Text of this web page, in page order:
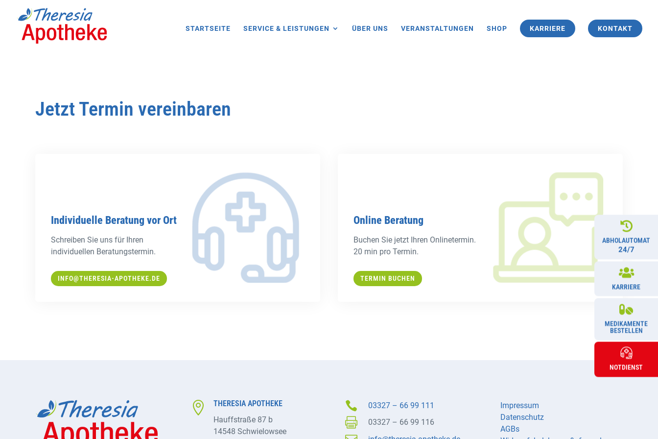
STARTSEITE SERVICE & LEISTUNGEN ÜBER UNS VERANSTALTUNGEN SHOP KARRIERE KONTAKT
Jetzt Termin vereinbaren
Individuelle Beratung vor Ort
Schreiben Sie uns für Ihren
individuellen Beratungstermin.
INFO@THERESIA-APOTHEKE.DE
Online Beratung
Buchen Sie jetzt Ihren Onlinetermin.
20 min pro Termin.
TERMIN BUCHEN

THERESIA APOTHEKE
Hauffstraße 87 b
14548 Schwielowsee
 03327 – 66 99 111
 03327 – 66 99 116
Impressum
Datenschutz
AGBs

ABHOLAUTOMAT
24/7

KARRIERE

MEDIKAMENTE
BESTELLEN
NOTDIENST